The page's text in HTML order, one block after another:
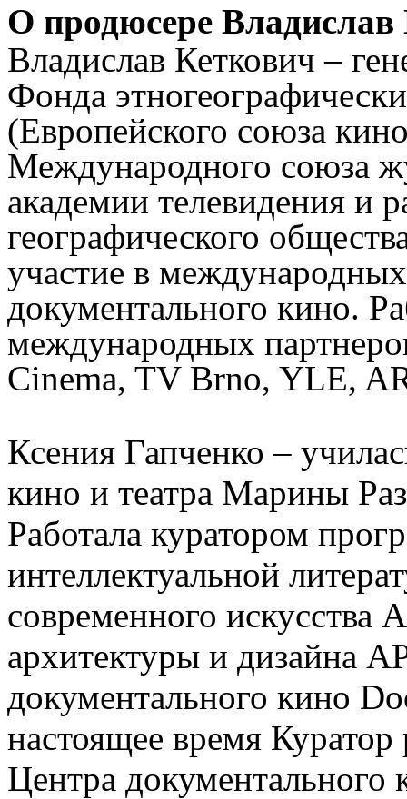
О продюсере
Владислав Кеткович –
Фонда
(Европейского союза
Международного союза
академии телевидения и
географического
участие в
документального кино.
международных
Cinema, TV Brno, YLE,
Ксения Гапченко – у
кино и театра Марины
Работала куратором
интеллектуальной
современного
архитектуры и
документального кино
настоящее время Куратор
Центра документального